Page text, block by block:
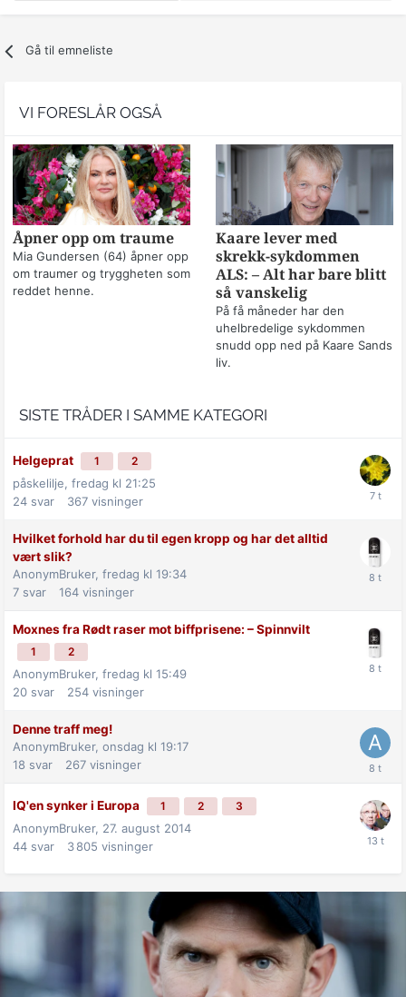
Gå til emneliste
VI FORESLÅR OGSÅ
Åpner opp om traume
Mia Gundersen (64) åpner opp
om traumer og tryggheten som
reddet henne.
Kaare lever med
skrekk-sykdommen
ALS: – Alt har bare blitt
så vanskelig
På få måneder har den
uhelbredelige sykdommen
snudd opp ned på Kaare Sands
liv.
SISTE TRÅDER I SAMME KATEGORI
Helgeprat 1 2
påskelilje, fredag kl 21:25
24 svar 367 visninger
Hvilket forhold har du til egen kropp og har det alltid
vært slik?
AnonymBruker, fredag kl 19:34
7 svar 164 visninger
Moxnes fra Rødt raser mot biff­prisene: –⁠ Spinnvilt
1 2
AnonymBruker, fredag kl 15:49
20 svar 254 visninger
Denne traff meg!
AnonymBruker, onsdag kl 19:17
18 svar 267 visninger
IQ'en synker i Europa 1 2 3
AnonymBruker, 27. august 2014
44 svar 3 805 visninger